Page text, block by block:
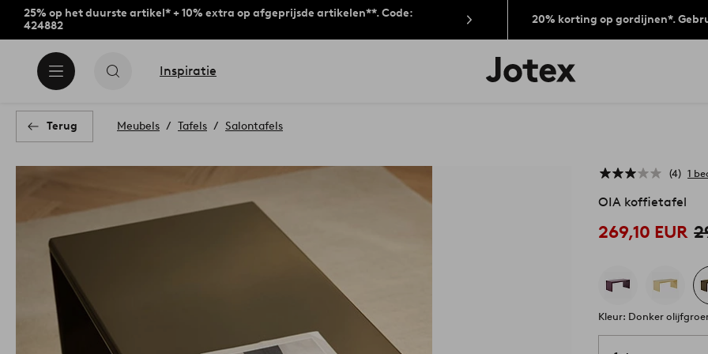
25% op het duurste artikel* + 10% extra op afgeprijsde artikelen**. Code:
424882
20% korting op gordijnen*.
Inspiratie
Jotex
logo
Terug Meubels Tafels Salontafels
4 1
OIA koffietafel
269,10 EUR
Kleur: Donker